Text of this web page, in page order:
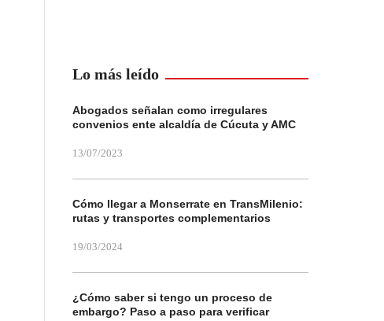
Lo más leído
Abogados señalan como irregulares
convenios ente alcaldía de Cúcuta y AMC
13/07/2023
Cómo llegar a Monserrate en TransMilenio:
rutas y transportes complementarios
19/03/2024
¿Cómo saber si tengo un proceso de
embargo? Paso a paso para verificar